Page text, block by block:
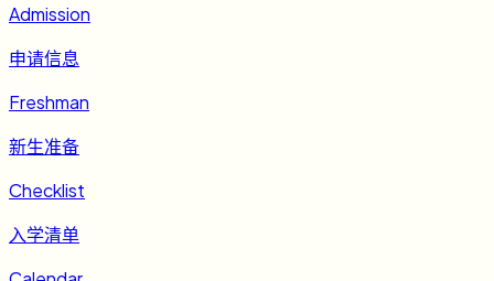
Admission
申请信息
Freshman
新生准备
Checklist
入学清单